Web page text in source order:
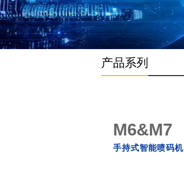
产品系列
M6&M7
手持式智能喷码机